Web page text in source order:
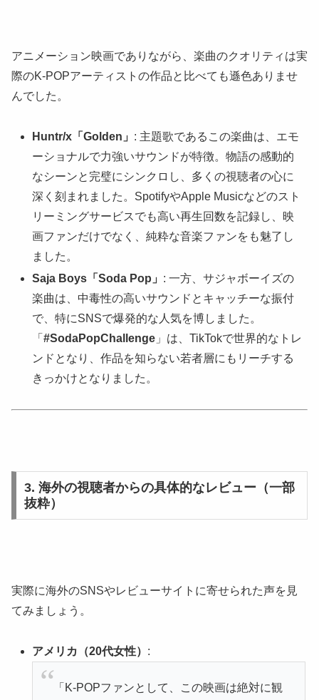
アニメーション映画でありながら、楽曲のクオリティは実
際のK-POPアーティストの作品と比べても遜色ありませ
んでした。
Huntr/x「Golden」 : 主題歌であるこの楽曲は、エモ
ーショナルで力強いサウンドが特徴。物語の感動的
なシーンと完璧にシンクロし、多くの視聴者の心に
深く刻まれました。SpotifyやApple Musicなどのスト
リーミングサービスでも高い再生回数を記録し、映
画ファンだけでなく、純粋な音楽ファンをも魅了し
ました。
Saja Boys「Soda Pop」 : 一方、サジャボーイズの
楽曲は、中毒性の高いサウンドとキャッチーな振付
で、特にSNSで爆発的な人気を博しました。
「#SodaPopChallenge 」は、TikTokで世界的なトレ
ンドとなり、作品を知らない若者層にもリーチする
きっかけとなりました。
3. 海外の視聴者からの具体的なレビュー（一部
抜粋）
実際に海外のSNSやレビューサイトに寄せられた声を見
てみましょう。
アメリカ（20代女性） :
「K-POPファンとして、この映画は絶対に観